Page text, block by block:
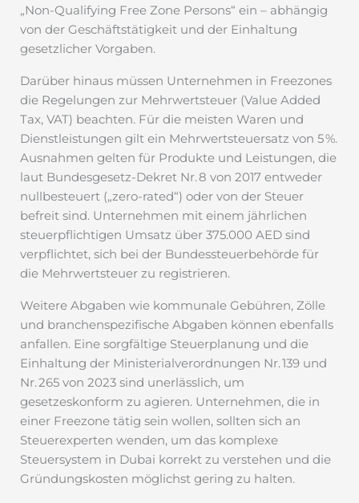
„Non-Qualifying Free Zone Persons“ ein – abhängig
von der Geschäftstätigkeit und der Einhaltung
gesetzlicher Vorgaben.
Darüber hinaus müssen Unternehmen in Freezones
die Regelungen zur Mehrwertsteuer (Value Added
Tax, VAT) beachten. Für die meisten Waren und
Dienstleistungen gilt ein Mehrwertsteuersatz von 5 %.
Ausnahmen gelten für Produkte und Leistungen, die
laut Bundesgesetz-Dekret Nr. 8 von 2017 entweder
nullbesteuert („zero-rated“) oder von der Steuer
befreit sind. Unternehmen mit einem jährlichen
steuerpflichtigen Umsatz über 375.000 AED sind
verpflichtet, sich bei der Bundessteuerbehörde für
die Mehrwertsteuer zu registrieren.
Weitere Abgaben wie kommunale Gebühren, Zölle
und branchenspezifische Abgaben können ebenfalls
anfallen. Eine sorgfältige Steuerplanung und die
Einhaltung der Ministerialverordnungen Nr. 139 und
Nr. 265 von 2023 sind unerlässlich, um
gesetzeskonform zu agieren. Unternehmen, die in
einer Freezone tätig sein wollen, sollten sich an
Steuerexperten wenden, um das komplexe
Steuersystem in Dubai korrekt zu verstehen und die
Gründungskosten möglichst gering zu halten.